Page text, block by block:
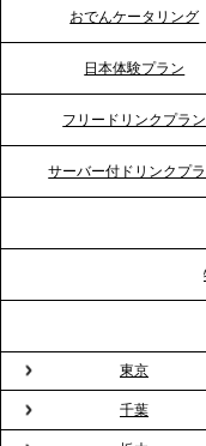
イッチに。新入
プレスリリースの
テーブル、横浜
ビス提供体制を
TBS「Nスタ」
ドブルが紹介さ
2026.3.23
おでんケータリング
日本体験プラン
フリードリンクプラン
サーバー付ドリンクプ
東京
千葉